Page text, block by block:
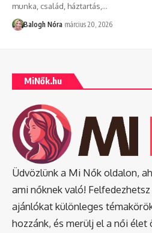
munka, család, háztartás, …
Balogh Nóra március 20, 2026
MiNők.hu
Üdvözlünk a Mi Nők oldalon,
ami nőknek való!
ajánlókat különleges
hozzánk, és merülj el a női élet